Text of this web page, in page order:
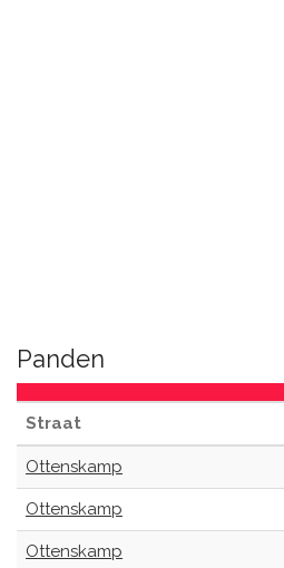
Panden
Straat
Ottenskamp
Ottenskamp
Ottenskamp